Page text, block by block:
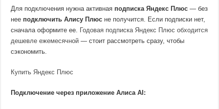
Для подключения нужна активная подписка Яндекс Плюс — без
нее подключить Алису Плюс не получится. Если подписки нет,
сначала оформите ее. Годовая подписка Яндекс Плюс обходится
дешевле ежемесячной — стоит рассмотреть сразу, чтобы
сэкономить.
Купить Яндекс Плюс
Подключение через приложение Алиса AI: